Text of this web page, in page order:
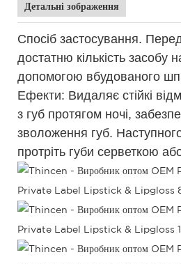
Детальні зображення
Спосіб застосування.
достатню кількість засобу
допомогою вбудованого
Ефекти: Видаляє стійкі
з губ протягом ночі,
зволоження губ.
протріть губи серветкою